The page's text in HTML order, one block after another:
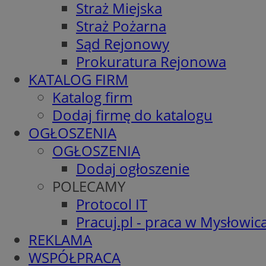
Straż Miejska
Straż Pożarna
Sąd Rejonowy
Prokuratura Rejonowa
KATALOG FIRM
Katalog firm
Dodaj firmę do katalogu
OGŁOSZENIA
OGŁOSZENIA
Dodaj ogłoszenie
POLECAMY
Protocol IT
Pracuj.pl - praca w
REKLAMA
WSPÓŁPRACA